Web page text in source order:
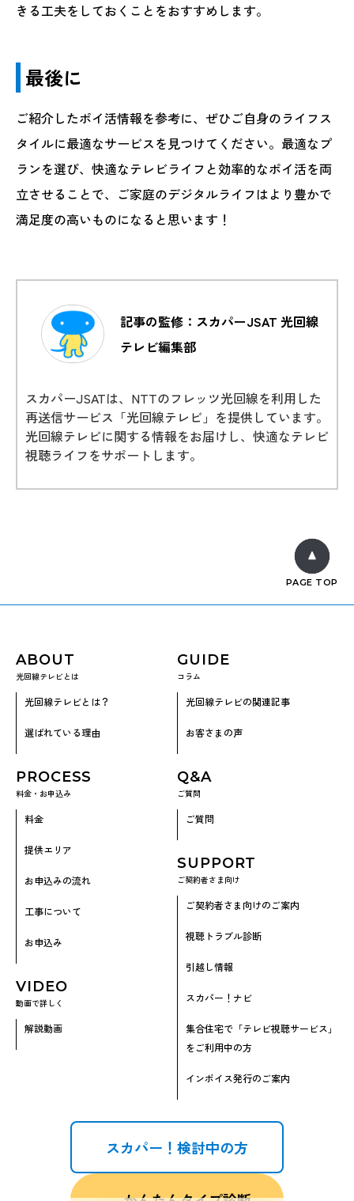
きる工夫をしておくことをおすすめします。
最後に
ご紹介したポイ活情報を参考に、ぜひご自身のライフス
タイルに最適なサービスを見つけてください。最適なプ
ランを選び、快適なテレビライフと効率的なポイ活を両
立させることで、ご家庭のデジタルライフはより豊かで
満足度の高いものになると思います！
記事の監修：スカパーJSAT 光回線
テレビ編集部
スカパーJSATは、NTTのフレッツ光回線を利用した
再送信サービス「光回線テレビ」を提供しています。
光回線テレビに関する情報をお届けし、快適なテレビ
視聴ライフをサポートします。
PAGE TOP
ABOUT
光回線テレビとは
光回線テレビとは？
選ばれている理由
PROCESS
料金・お申込み
料金
提供エリア
お申込みの流れ
工事について
お申込み
VIDEO
動画で詳しく
解説動画
GUIDE
コラム
光回線テレビの関連記事
お客さまの声
Q&A
ご質問
ご質問
SUPPORT
ご契約者さま向け
ご契約者さま向けのご案内
視聴トラブル診断
引越し情報
スカパー！ナビ
集合住宅で「テレビ視聴サービス」
をご利用中の方
インボイス発行のご案内
スカパー！ 検討中の方